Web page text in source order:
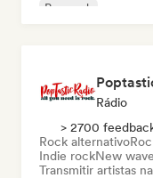
Pop rock
Rádio
> 2700
Rock alternativo
Indie rockNew wave
Transmitir artistas